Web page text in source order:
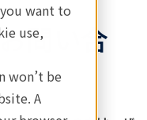
want to
use,
won’t be
A
問い合